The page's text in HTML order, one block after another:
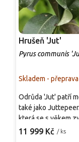
Hrušeň 'Jut'
Pyrus communis
Skladem -
11 999 Kč / ks
Odrůda 'Jut' patří
také jako
která se s věkem
m × 3–4 m podle